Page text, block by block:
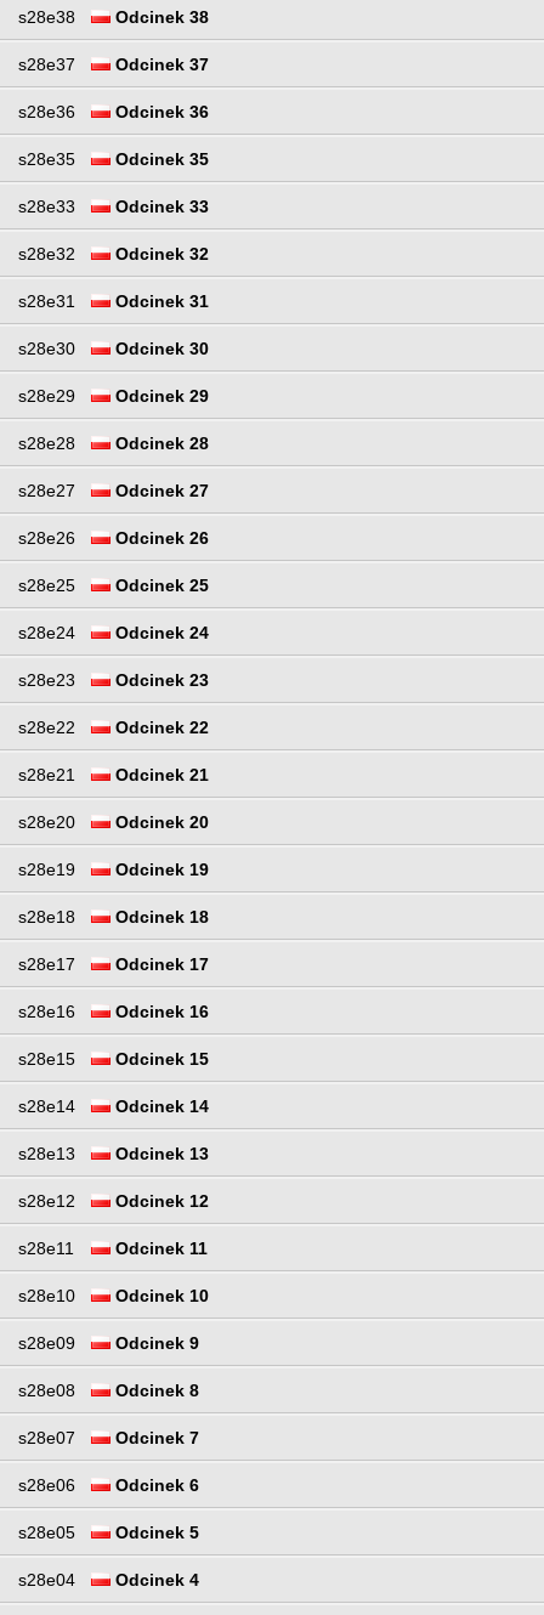
s28e38 Odcinek 38
s28e37 Odcinek 37
s28e36 Odcinek 36
s28e35 Odcinek 35
s28e33 Odcinek 33
s28e32 Odcinek 32
s28e31 Odcinek 31
s28e30 Odcinek 30
s28e29 Odcinek 29
s28e28 Odcinek 28
s28e27 Odcinek 27
s28e26 Odcinek 26
s28e25 Odcinek 25
s28e24 Odcinek 24
s28e23 Odcinek 23
s28e22 Odcinek 22
s28e21 Odcinek 21
s28e20 Odcinek 20
s28e19 Odcinek 19
s28e18 Odcinek 18
s28e17 Odcinek 17
s28e16 Odcinek 16
s28e15 Odcinek 15
s28e14 Odcinek 14
s28e13 Odcinek 13
s28e12 Odcinek 12
s28e11 Odcinek 11
s28e10 Odcinek 10
s28e09 Odcinek 9
s28e08 Odcinek 8
s28e07 Odcinek 7
s28e06 Odcinek 6
s28e05 Odcinek 5
s28e04 Odcinek 4